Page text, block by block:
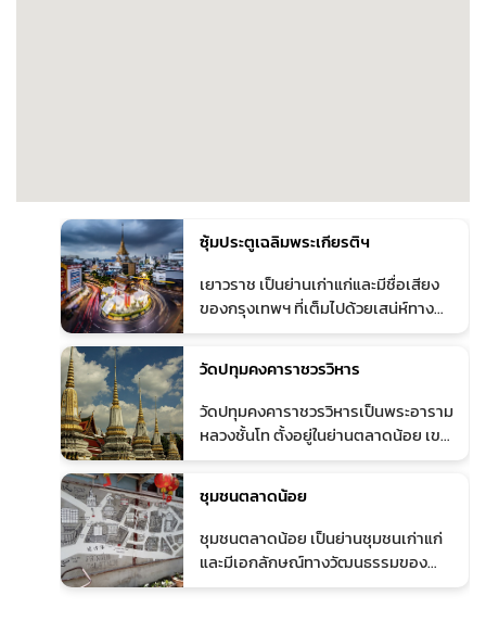
ซุ้มประตูเฉลิมพระเกียรติฯ
เยาวราช เป็นย่านเก่าแก่และมีชื่อเสียง
ของกรุงเทพฯ ที่เต็มไปด้วยเสน่ห์ทาง
วัฒนธรรมจีน–ไทย โดดเด่นด้วยร้านอา
สมุนไพรจีน และสถาปัตยกรรมแบบ
ดั้งเดิม โดยเฉพาะในช่วงเย็นถึงกลางคืน
เยาวราชจะคึกคักไปด้วยผู้คนและแสงไฟ
เหมาะสำหรับการเดินเล่น ชิมอาหาร และ
เมือง
วัดปทุมคงคาราชวรวิหาร
วัดปทุมคงคาราชวรวิหารเป็นพระอาราม
หลวงชั้นโท ตั้งอยู่ในย่านตลาดน้อย เขต
สัมพันธวงศ์ กรุงเทพฯ เป็นวัดเก่าแก่ที่มี
มาตั้งแต่สมัยกรุงศรีอยุธยา โดดเด่น
ด้วยสถาปัตยกรรมไทยผสมจีน และ
บรรยากาศสงบเหมาะแก่การสักการะ
ทำบุญ และเยี่ยมชมแหล่งประวัติศาสตร์
ชุมชนตลาดน้อย
ชุมชนตลาดน้อย เป็นย่านชุมชนเก่าแก่
และมีเอกลักษณ์ทางวัฒนธรรมของ
กรุงเทพฯ ที่ตั้งอยู่ริมแม่น้ำเจ้าพระยาใน